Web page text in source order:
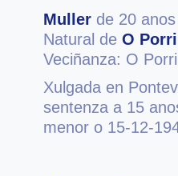
Muller de 20 anos
Natural de O
Veciñanza: O
Xulgada en
sentenza a 15
menor o 15-12-